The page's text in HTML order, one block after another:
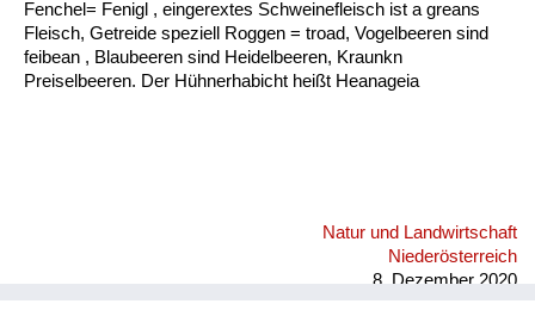
Fenchel= Fenigl , eingerextes Schweinefleisch ist a greans
Fleisch, Getreide speziell Roggen = troad, Vogelbeeren sind
feibean , Blaubeeren sind Heidelbeeren, Kraunkn
Preiselbeeren. Der Hühnerhabicht heißt Heanageia
Natur und Landwirtschaft
Niederösterreich
8. Dezember 2020